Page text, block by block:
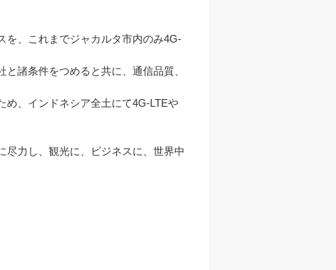
を、これまでジャカルタ市内のみ4G-
諸条件をつめると共に、通信品質、
め、インドネシア全土にて4G-LTEや
尽力し、観光に、ビジネスに、世界中